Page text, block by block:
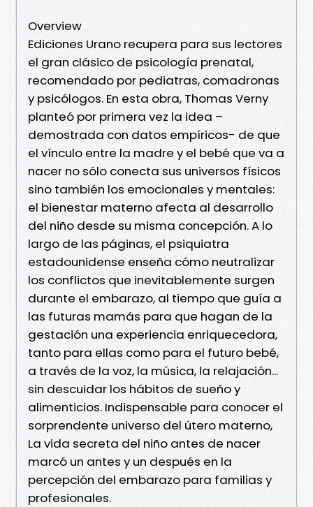
Overview
Ediciones Urano recupera para sus lectores
el gran clásico de psicología prenatal,
recomendado por pediatras, comadronas
y psicólogos. En esta obra, Thomas Verny
planteó por primera vez la idea –
demostrada con datos empíricos- de que
el vínculo entre la madre y el bebé que va a
nacer no sólo conecta sus universos físicos
sino también los emocionales y mentales:
el bienestar materno afecta al desarrollo
del niño desde su misma concepción. A lo
largo de las páginas, el psiquiatra
estadounidense enseña cómo neutralizar
los conflictos que inevitablemente surgen
durante el embarazo, al tiempo que guía a
las futuras mamás para que hagan de la
gestación una experiencia enriquecedora,
tanto para ellas como para el futuro bebé,
a través de la voz, la música, la relajación...
sin descuidar los hábitos de sueño y
alimenticios. Indispensable para conocer el
sorprendente universo del útero materno,
La vida secreta del niño antes de nacer
marcó un antes y un después en la
percepción del embarazo para familias y
profesionales.